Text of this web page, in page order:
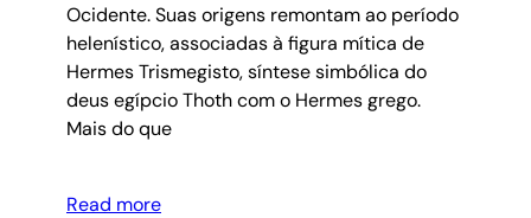
Ocidente. Suas origens remontam ao período
helenístico, associadas à figura mítica de
Hermes Trismegisto, síntese simbólica do
deus egípcio Thoth com o Hermes grego.
Mais do que
Read more